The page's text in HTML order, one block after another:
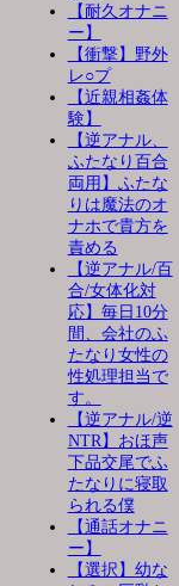
【耐久オナニ
ー】
【衝撃】野外
レ○プ
【近親相姦体
験】
【逆アナル、
ふたなり百合
両用】ふたな
りは魔法のオ
ナホで貴方を
責める
【逆アナル/百
合/女体化対
応】毎日10分
間、会社のふ
たなり女性の
性処理担当で
す。
【逆アナル/逆
NTR】おほ声
下品交尾でふ
たなりに寝取
られる僕
【通話オナニ
ー】
【選択】幼な